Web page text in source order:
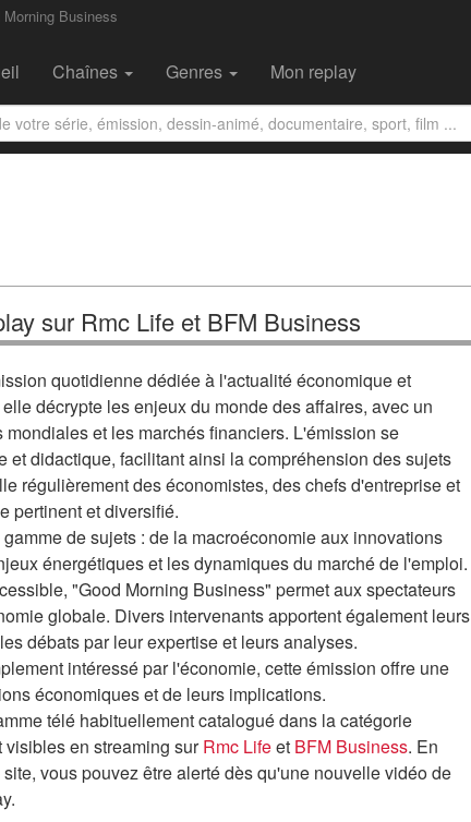
Business
Chaînes Genres Mon replay
sur Rmc Life et BFM Business
quotidienne dédiée à l'actualité économique et
décrypte les enjeux du monde des affaires, avec un
et les marchés financiers. L'émission se
et didactique, facilitant ainsi la compréhension des sujets
régulièrement des économistes, des chefs d'entreprise et
pertinent et diversifié.
de sujets : de la macroéconomie aux innovations
énergétiques et les dynamiques du marché de l'emploi.
"Good Morning Business" permet aux spectateurs
globale. Divers intervenants apportent également leurs
débats par leur expertise et leurs analyses.
intéressé par l'économie, cette émission offre une
économiques et de leurs implications.
télé habituellement catalogué dans la catégorie
en streaming surRmc Lifeet BFM Business. En
vous pouvez être alerté dès qu'une nouvelle vidéo de